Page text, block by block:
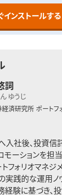
インストールする
詞
ゆうじ
済研究所 ポートフ
社後、投資信
モーションを担当
フォリオマネジ
実践的な運用ノ
経験に基づき、